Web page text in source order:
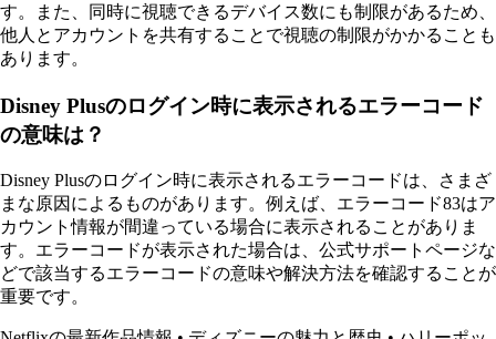
す。また、同時に視聴できるデバイス数にも制限があるため、
他人とアカウントを共有することで視聴の制限がかかることも
あります。
Disney Plusのログイン時に表示されるエラーコード
の意味は？
Disney Plusのログイン時に表示されるエラーコードは、さまざ
まな原因によるものがあります。例えば、エラーコード83はア
カウント情報が間違っている場合に表示されることがありま
す。エラーコードが表示された場合は、公式サポートページな
どで該当するエラーコードの意味や解決方法を確認することが
重要です。